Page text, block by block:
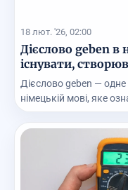
18 лют. '26, 02:00
Дієслово geben в
існувати,
Дієслово geben — одне
німецькій мові, яке